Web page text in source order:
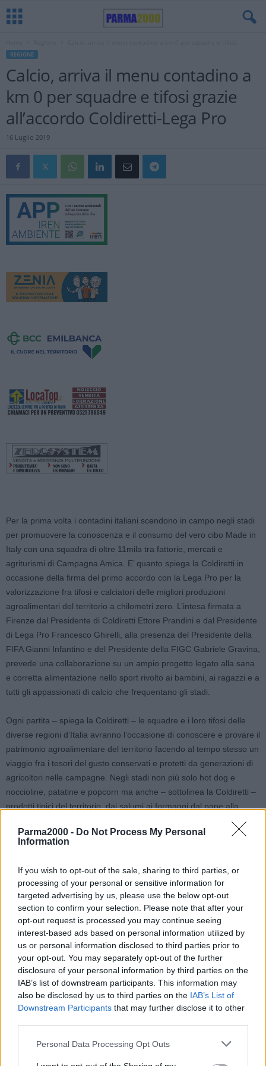
Parma2000 - Do Not Process My Personal
Information
If you wish to opt-out of the sale, sharing to third parties, or
processing of your personal or sensitive information for
targeted advertising by us, please use the below opt-out
section to confirm your selection. Please note that after your
opt-out request is processed you may continue seeing
interest-based ads based on personal information utilized by
us or personal information disclosed to third parties prior to
your opt-out. You may separately opt-out of the further
disclosure of your personal information by third parties on the
IAB’s list of downstream participants. This information may
also be disclosed by us to third parties on the IAB’s List of
Downstream Participants that may further disclose it to other
Personal Data Processing Opt Outs
REGIONE
Calcio, arriva il menu contadino a
km 0 per squadre e tifosi grazie
all’accordo Coldiretti-Lega Pro
16 Luglio 2019
Per la prima volta i contadini italiani scendono in campo negli stadi
per promuovere la conoscenza e il consumo del vero cibo Made in
Italy con una squadra di oltre 11mila tra fattorie, mercati e
agriturismi di Campagna Amica. E’ quanto spiega la Coldiretti in
occasione della firma del primo accordo con la Lega Pro per la
valorizzazione fra tifosi e calciatori delle migliori produzioni
agroalimentari del territorio a chilometri zero. L’intesa firmata a
Firenze dal Presidente di Coldiretti Ettore Prandini e dal Presidente
di Lega Pro Francesco Ghirelli, alla presenza del Presidente della
FIFA Gianni Infantino e del Presidente della FIGC Gabriele Gravina,
prevede una collaborazione su un ampio progetto legato alla sana
e corretta alimentazione nello sport rivolto ai bambini, ai ragazzi e a
tutti gli appassionati di calcio che frequentano gli stadi.
Ogni partita – spiega la Coldiretti – le squadre e i loro tifosi delle
diverse regioni d’Italia avranno l’occasione di conoscere e provare il
patrimonio agroalimentare del territorio facendo al tempo stesso un
viaggio fra i tesori del gusto conservati e protetti da generazioni di
agricoltori nelle campagne. Negli stadi non più solo hot dog e
noccioline, patatine e popcorn ma anche – sottolinea la Coldiretti –
prodotti tipici del territorio, dai salumi ai formaggi dal pane alla
consumatori verso scelte alimentari corrette e sicure, nel rispetto
di tutta la filiera dal campo alla tavola. L’accordo prevede presenze
negli stadi, in occasione delle partite organizzate dalla Lega Pro,
con oasi del gusto degli agricoltori di Coldiretti, partecipazione degli
agrichef di Campagna Amica con i propri prodotti durante eventi o
manifestazioni, coinvolgimento della Lega Pro in percorsi di
approfondimento sui temi della legalità e nel progetto “Educazione
alla Campagna Amica” nelle scuole italiane con la partecipazione a
iniziative su tutto il territorio nazionale.
Oltre a coinvolgere alunni delle scuole elementari e medie in tutta
si estende agli stadi con l’obiettivo di formare consumatori
consapevoli sui principi della sana alimentazione e della